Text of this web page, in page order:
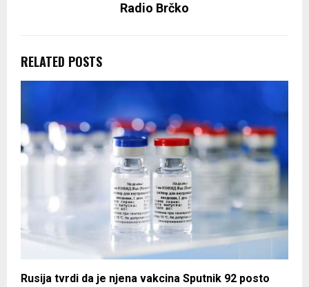
Radio Brčko
RELATED POSTS
Rusija tvrdi da je njena vakcina Sputnik 92 posto